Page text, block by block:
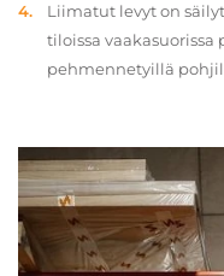
Liimatut levyt on
tiloissa
pehmennetyillä